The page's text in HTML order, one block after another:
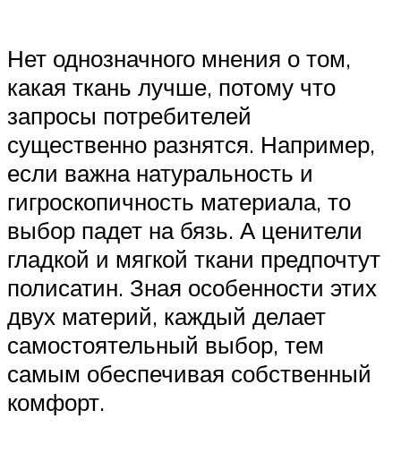
Нет однозначного мнения о том,
какая ткань лучше, потому что
запросы потребителей
существенно разнятся. Например,
если важна натуральность и
гигроскопичность материала, то
выбор падет на бязь. А ценители
гладкой и мягкой ткани предпочтут
полисатин. Зная особенности этих
двух материй, каждый делает
самостоятельный выбор, тем
самым обеспечивая собственный
комфорт.